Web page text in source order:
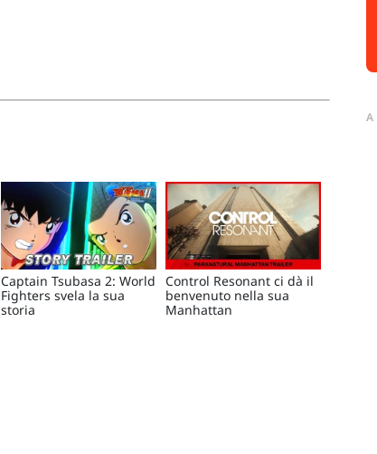
Captain Tsubasa 2: World
Fighters svela la sua
storia
Control Resonant ci dà il
benvenuto nella sua
Manhattan